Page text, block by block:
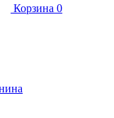
Корзина 0